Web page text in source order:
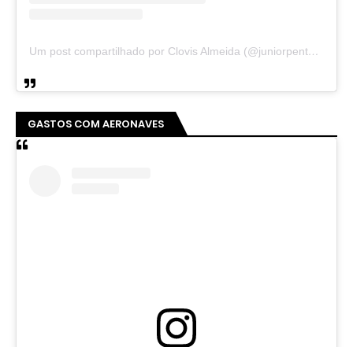
Um post compartilhado por Clovis Almeida (@juniorpentecoste01)
GASTOS COM AERONAVES